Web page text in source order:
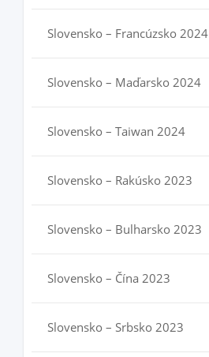
Slovensko – Francúzsko 2024
Slovensko – Maďarsko 2024
Slovensko – Taiwan 2024
Slovensko – Rakúsko 2023
Slovensko – Bulharsko 2023
Slovensko – Čína 2023
Slovensko – Srbsko 2023